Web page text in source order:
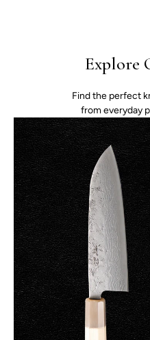
Explore
Find the perfect
from everyday